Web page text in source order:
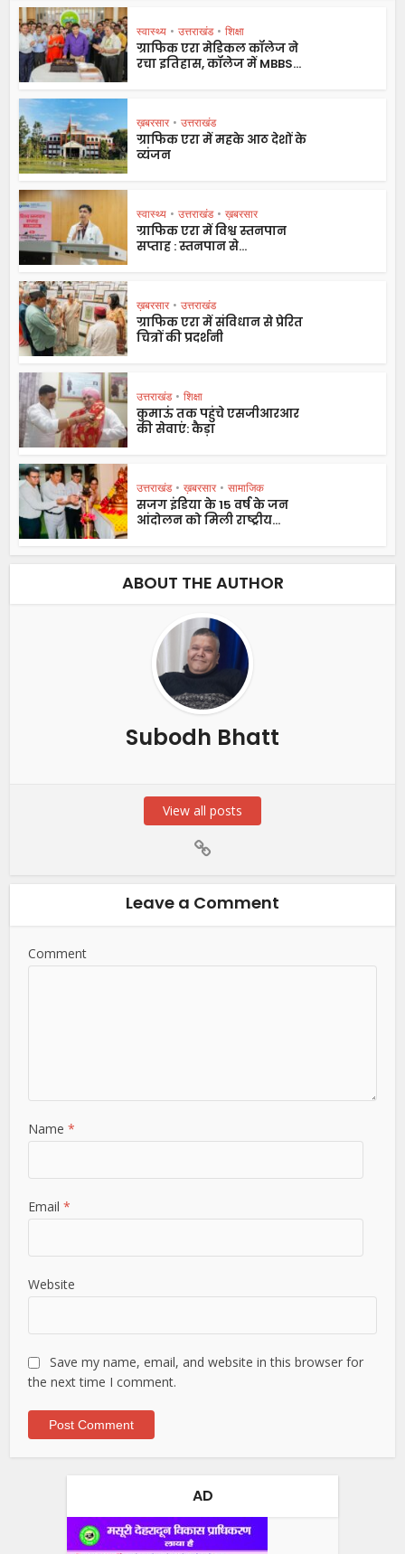
स्वास्थ्य • उत्तराखंड • शिक्षा
ग्राफिक एरा मेडिकल कॉलेज ने
रचा इतिहास, कॉलेज में MBBS...
ख़बरसार • उत्तराखंड
ग्राफिक एरा में महके आठ देशों के
व्यंजन
स्वास्थ्य • उत्तराखंड • ख़बरसार
ग्राफिक एरा में विश्व स्तनपान
सप्ताह : स्तनपान से...
ख़बरसार • उत्तराखंड
ग्राफिक एरा में संविधान से प्रेरित
चित्रों की प्रदर्शनी
उत्तराखंड • शिक्षा
कुमाऊं तक पहुंचे एसजीआरआर
की सेवाएं: कैड़ा
उत्तराखंड • ख़बरसार • सामाजिक
सजग इंडिया के 15 वर्ष के जन
आंदोलन को मिली राष्ट्रीय...
ABOUT THE AUTHOR
Subodh Bhatt
View all posts
Leave a Comment
Comment
Name*
Email*
Website
Save my name, email, and website in this browser for
the next time I comment.
AD